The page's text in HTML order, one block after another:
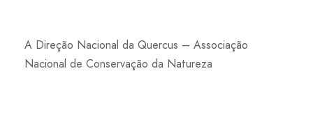
A Direção Nacional da Quercus – Associação
Nacional de Conservação da Natureza